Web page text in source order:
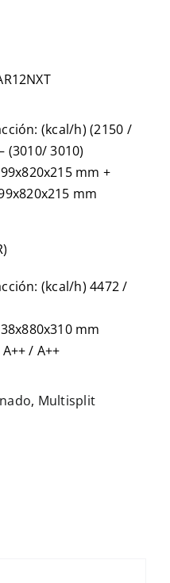
(kcal/h) (2150 /
(3010/ 3010)
mm +
mm
(kcal/h) 4472 /
mm
/ A++
, Multisplit